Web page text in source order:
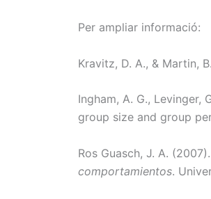
Per ampliar informació:
Kravitz, D. A., & Martin,
Ingham, A. G., Levinger,
group size and group
Ros Guasch, J. A. (2007).
comportamientos.